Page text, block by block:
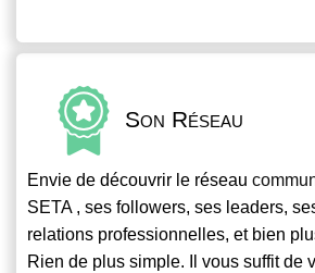
Son Réseau
Envie de découvrir le réseau
SETA , ses followers, ses leaders,
relations professionnelles, et bien
Rien de plus simple. Il vous suffit de